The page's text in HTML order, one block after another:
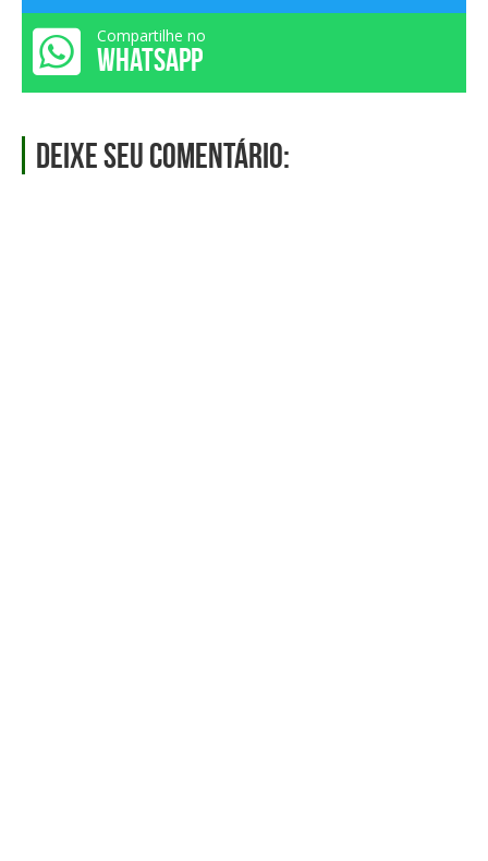
Compartilhe no
WHATSAPP
Deixe seu comentário: